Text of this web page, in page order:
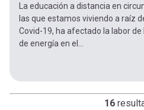
La educación a distancia en
las que estamos viviendo a raíz
Covid-19, ha afectado la labor
de energía en el...
16